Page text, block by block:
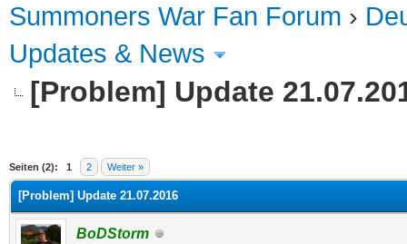
Summoners War Fan Forum ›
Updates & News
[Problem] Update
Seiten (2): 1 2 Weiter »
Durchschnitt
[Problem] Update 21.07.2016
BoDStorm